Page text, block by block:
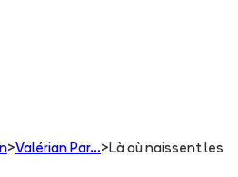
>Valérian Par...> Là où naissent les